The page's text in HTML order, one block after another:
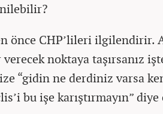
önce CHP’lileri ilgilendirir.
noktaya taşırsanız
“gidin ne derdiniz varsa
bu işe karıştırmayın” diye